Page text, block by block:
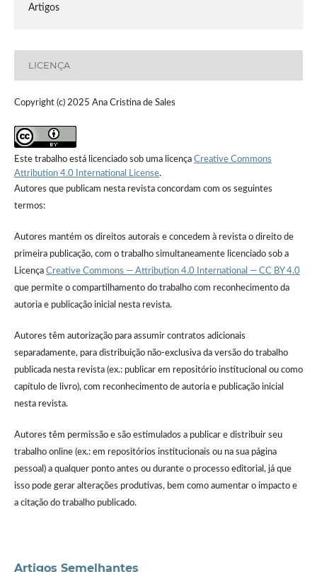
Artigos
LICENÇA
Copyright (c) 2025 Ana Cristina de Sales
Este trabalho está licenciado sob uma licença Creative Commons
Attribution 4.0 International License.
Autores que publicam nesta revista concordam com os seguintes
termos:
Autores mantém os direitos autorais e concedem à revista o direito de
primeira publicação, com o trabalho simultaneamente licenciado sob a
Licença Creative Commons — Attribution 4.0 International — CC BY 4.0
que permite o compartilhamento do trabalho com reconhecimento da
autoria e publicação inicial nesta revista.
Autores têm autorização para assumir contratos adicionais
separadamente, para distribuição não-exclusiva da versão do trabalho
publicada nesta revista (ex.: publicar em repositório institucional ou como
capítulo de livro), com reconhecimento de autoria e publicação inicial
nesta revista.
Autores têm permissão e são estimulados a publicar e distribuir seu
trabalho online (ex.: em repositórios institucionais ou na sua página
pessoal) a qualquer ponto antes ou durante o processo editorial, já que
isso pode gerar alterações produtivas, bem como aumentar o impacto e
a citação do trabalho publicado.
Artigos Semelhantes